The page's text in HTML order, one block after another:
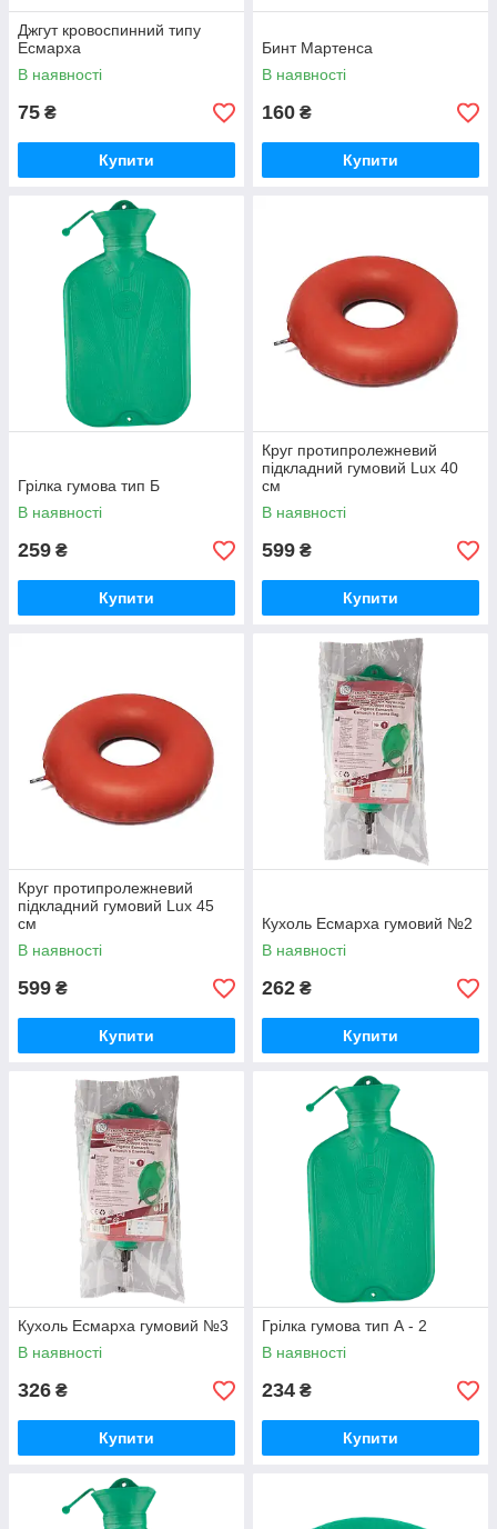
Джгут кровоспинний типу
Есмарха
В наявності
75 ₴
Купити
Бинт Мартенса
В наявності
160 ₴
Купити
Грілка гумова тип Б
В наявності
259 ₴
Купити
Круг протипролежневий
підкладний гумовий Lux 40
см
В наявності
599 ₴
Купити
Круг протипролежневий
підкладний гумовий Lux 45
см
В наявності
599 ₴
Купити
Кухоль Есмарха гумовий №2
В наявності
262 ₴
Купити
Кухоль Есмарха гумовий №3
В наявності
326 ₴
Купити
Грілка гумова тип А - 2
В наявності
234 ₴
Купити